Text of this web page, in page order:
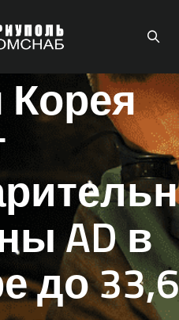
AD в
до